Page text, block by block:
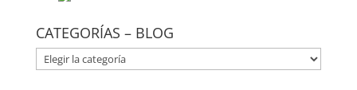
CATEGORÍAS – BLOG
CATEGORÍAS
–